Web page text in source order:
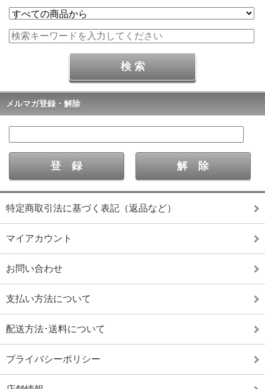
メルマガ登録・解除
特定商取引法に基づく表記（返品など）
マイアカウント
お問い合わせ
支払い方法について
配送方法･送料について
プライバシーポリシー